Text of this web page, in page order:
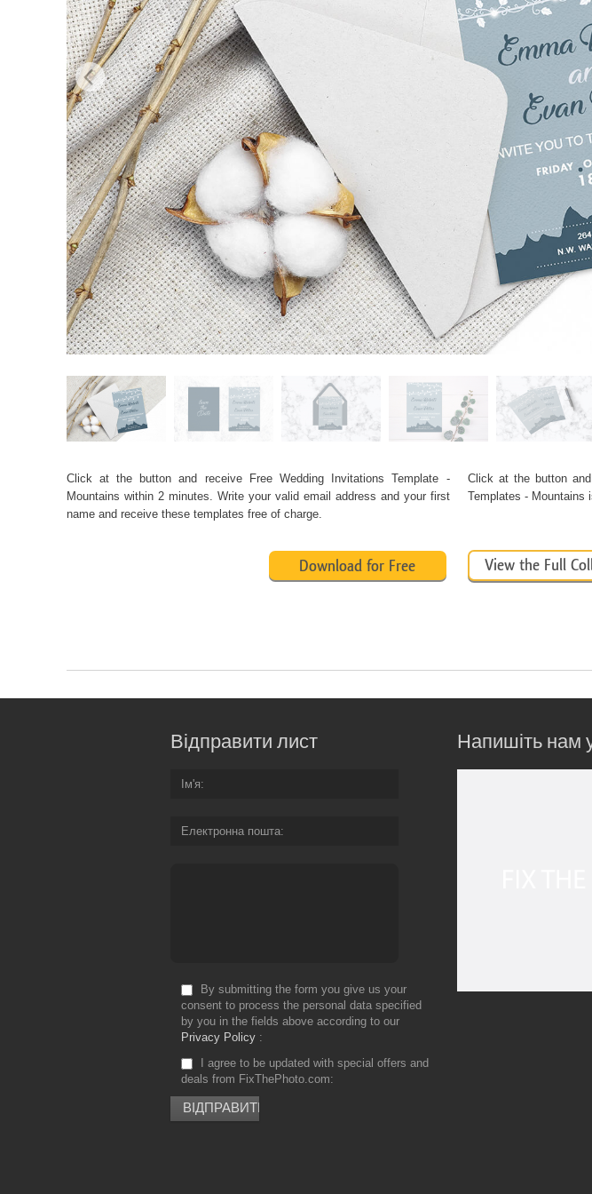
Сервіс ретуші товарів
Click at the button and receive Free Wedding Invitations Template -
Mountains within 2 minutes. Write your valid email address and your first
name and receive these templates free of charge.
Click at the button
Templates -
Download for Free View the Full
Відправити лист
Ім'я
Електронна пошта
By submitting the form you give us your
consent to process the personal data specified
by you in the fields above according to our
Privacy Policy
I agree to be updated with special offers and
deals from FixThePhoto.com
Напишіть нам у